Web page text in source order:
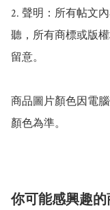
2. 聲明：所有帖文
聽，所有商標或版
留意。
商品圖片顏色因電
你可能感興趣